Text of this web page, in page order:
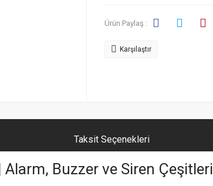
Ürün Paylaş :
Karşılaştır
Taksit Seçenekleri
Buzzer ve Siren Çeşitleri